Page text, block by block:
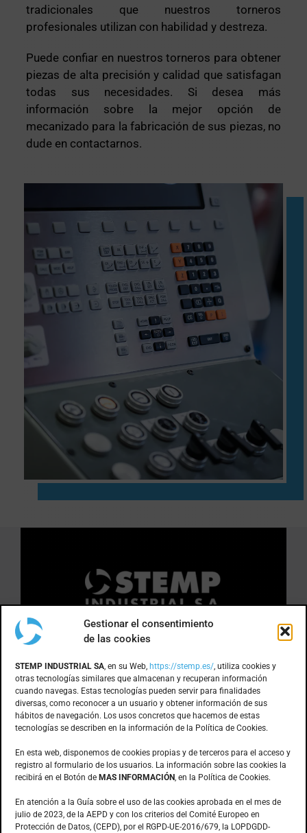
Gestionar el consentimiento
de las cookies
STEMP INDUSTRIAL SA, en su Web, https://stemp.es/, utiliza cookies y
otras tecnologías similares que almacenan y recuperan información
cuando navegas. Estas tecnologías pueden servir para finalidades
diversas, como reconocer a un usuario y obtener información de sus
hábitos de navegación. Los usos concretos que hacemos de estas
tecnologías se describen en la información de la Política de Cookies.
En esta web, disponemos de cookies propias y de terceros para el acceso y
registro al formulario de los usuarios. La información sobre las cookies la
recibirá en el Botón de MAS INFORMACIÓN, en la Política de Cookies.
En atención a la Guía sobre el uso de las cookies aprobada en el mes de
julio de 2023, de la AEPD y con los criterios del Comité Europeo en
Protección de Datos, (CEPD), por el RGPD-UE-2016/679, la LOPDGDD-
tradicionales que nuestros torneros
profesionales utilizan con habilidad y destreza.
Puede confiar en nuestros torneros para obtener
piezas de alta precisión y calidad que satisfagan
todas sus necesidades. Si desea más
información sobre la mejor opción de
mecanizado para la fabricación de sus piezas, no
dude en contactarnos.
DÓNDE ESTAMOS
Anoia, 1 nave 8 · Pol. Ind. Can Bernades
Subirà
08130 – Santa Perpètua de Mogoda
(Barcelona)
CONTACTO